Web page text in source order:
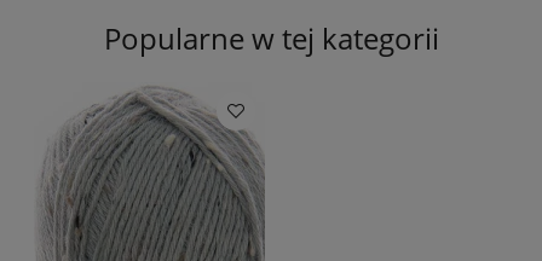
Popularne w tej kategorii